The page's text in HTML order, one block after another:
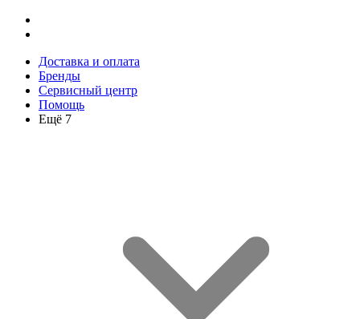
Доставка и оплата
Бренды
Сервисный центр
Помощь
Ещё 7